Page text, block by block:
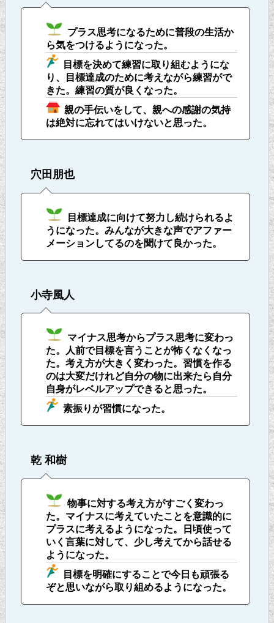
プラス思考になるために普段の生活か
ら気をつけるようになった。
目標を決めて練習に取り組むようにな
り、目標達成のために考えながら練習がで
きた。練習の質が良くなった。
親の手伝いをして、親への感謝の気持
は絶対に忘れてはいけないと思った。
穴田朋也
目標達成に向けて努力し続けられるよ
うになった。みんなが大きな声でアファー
メーションしてるのを聞けて良かった。
小寺風人
マイナス思考からプラス思考に変わっ
た。人前で目標を言うことが怖くなくなっ
た。考え方が大きく変わった。習慣を作る
のは大変だけれど自分の物に出来たら自分
自身がレベルアップできると思った。
素振りが習慣になった。
乾 和樹
物事に対する考え方がすごく変わっ
た。マイナスに考えていたことを意識的に
プラスに考えるようになった。日頃使って
いく言葉に対して、少し考えてから話せる
ようになった。
目標を明確にすることで今日も頑張る
ぞと思いながら取り組めるようになった。